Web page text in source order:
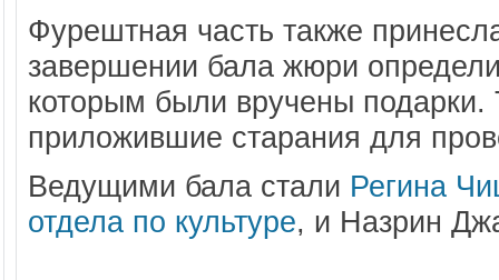
Фурештная часть также
завершении бала жюри
которым были вручены
приложившие старания для
Ведущими бала стали Регина
отдела по культуре, и Назрин